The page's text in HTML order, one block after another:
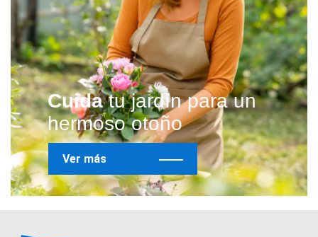
Cuidatu jardín para un
hermoso otoño
Ver más